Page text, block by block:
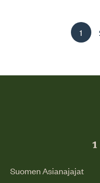
Sivu
1
,
Suomen Asianajajat